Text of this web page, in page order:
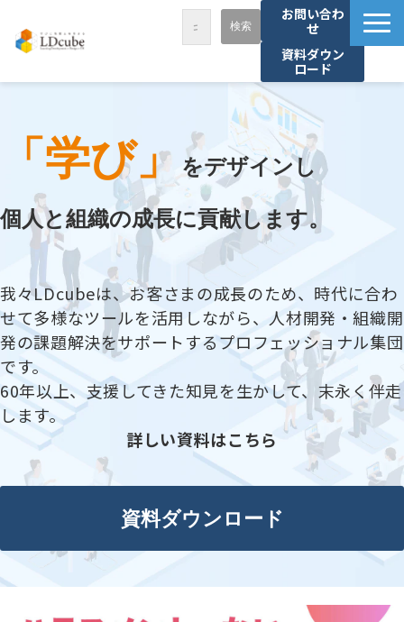
お問い合わ
せ
資料ダウン
ロード
LDcubeが選ばれる理由
サービス一覧
課題から探す
事例紹介
セミナー・講座
お役立ち情報
資料ダウンロード
パートナー募集
「学び」 をデザインし
個人と組織の成長に貢献します。
我々LDcubeは、お客さまの成長のため、時代に合わ
せて多様なツールを活用しながら、人材開発・組織開
発の課題解決をサポートするプロフェッショナル集団
です。
60年以上、支援してきた知見を生かして、末永く伴走
します。
詳しい資料はこちら
資料ダウンロード